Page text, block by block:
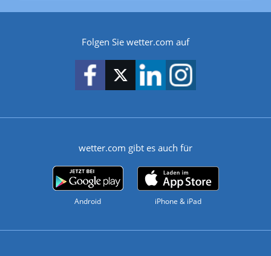
Folgen Sie wetter.com auf
wetter.com gibt es auch für
Android iPhone & iPad